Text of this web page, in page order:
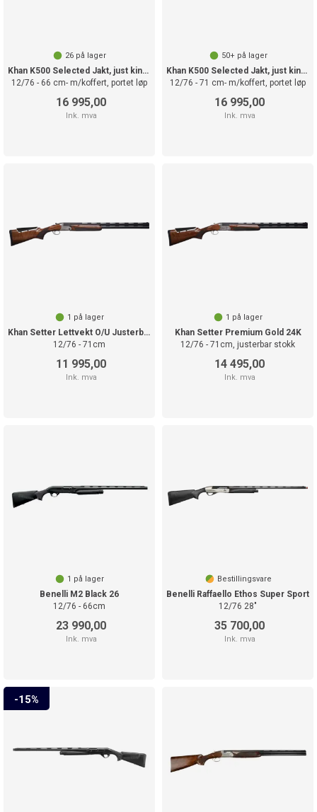
Dette gir deg store
valgmuligheter, og du
kan jakte på blant
annet gås, storfugl,
rype, rev og hare.
jakthagle
tilpasset dine
medarbeidere har
stor ekspertise og vi
er glade for å hjelpe
deg med å velge en
hagle som er optimal
26 på lager
Khan K500 Selected Jakt, just kinnstøtte
12/76 - 66 cm- m/koffert, portet løp
16 995,00
Ink. mva
50+på lager
Khan K500 Selected Jakt, just kinnstøtte
12/76 - 71 cm- m/koffert, portet løp
16 995,00
Ink. mva
1 på lager
Khan Setter Lettvekt O/U Justerbar stokk
12/76 - 71cm
11 995,00
Ink. mva
1 på lager
Khan Setter Premium Gold 24K
12/76 - 71cm, justerbar stokk
14 495,00
Ink. mva
1 på lager
Benelli M2 Black 26
12/76 - 66cm
23 990,00
Ink. mva
Bestillingsvare
Benelli Raffaello Ethos Super Sport
12/76 28"
35 700,00
Ink. mva
15%